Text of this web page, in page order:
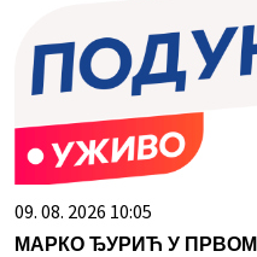
09. 08. 2026 10:05
МАРКО ЂУРИЋ У